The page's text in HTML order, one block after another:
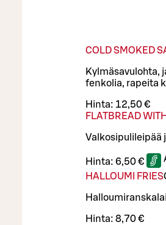
COLD SMOKED
Kylmäsavulohta,
fenkolia, rapeita
Hinta: 12,50 €
FLATBREAD
Valkosipulileipää
Hinta: 6,50 €
HALLOUMI FRIES
Hinta: 8,70 €